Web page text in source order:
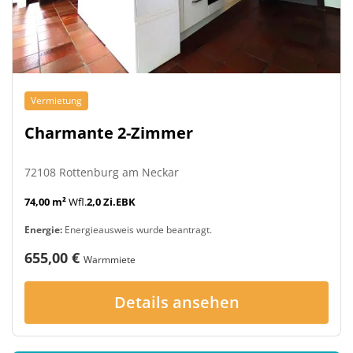
Vermietung
Charmante 2-Zimmer
72108 Rottenburg am Neckar
74,00 m²Wfl.2,0 Zi.EBK
Energie: Energieausweis wurde beantragt.
655,00 € Warmmiete
Details ansehen